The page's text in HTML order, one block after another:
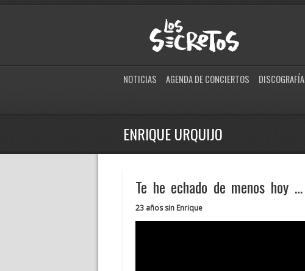
NOTICIAS AGENDA DE CONCIERTOS DISCOGRAFÍA
ENRIQUE URQUIJO
Te he echado de menos hoy …
23 años sin Enrique